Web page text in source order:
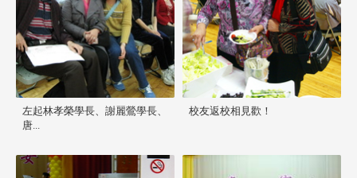
左起林孝榮學長、謝麗鶯學長、
唐...
校友返校相見歡！